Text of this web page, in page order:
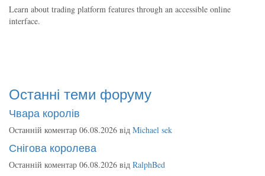
Learn about trading platform features through an accessible online
interface.
Останні теми форуму
Чвара королів
Останній коментар 06.08.2026 від Michael sek
Снігова королева
Останній коментар 06.08.2026 від RalphBed